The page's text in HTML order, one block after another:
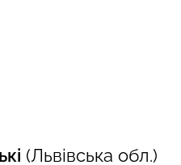
(Львівська обл.)